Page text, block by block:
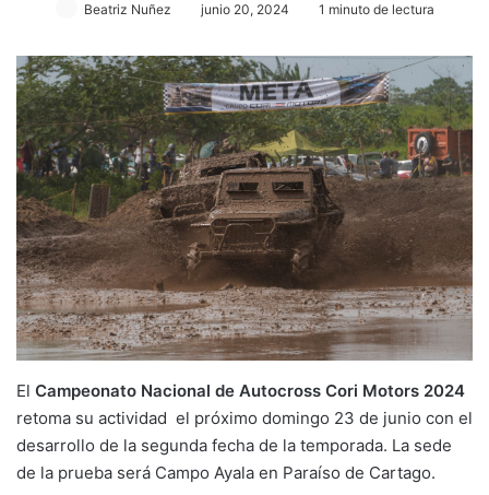
Beatriz Nuñez junio 20, 2024 1 minuto de lectura
El Campeonato Nacional de Autocross Cori Motors 2024
retoma su actividad el próximo domingo 23 de junio con el
desarrollo de la segunda fecha de la temporada. La sede
de la prueba será Campo Ayala en Paraíso de Cartago.